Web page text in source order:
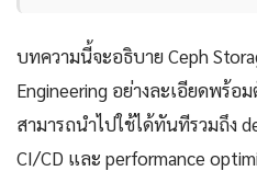
บทความนี้จะอธิบาย Ceph
Engineering อย่างละเอียดพร้อ
สามารถนำไปใช้ได้ทันทีรวมถึง
CI/CD และ performance